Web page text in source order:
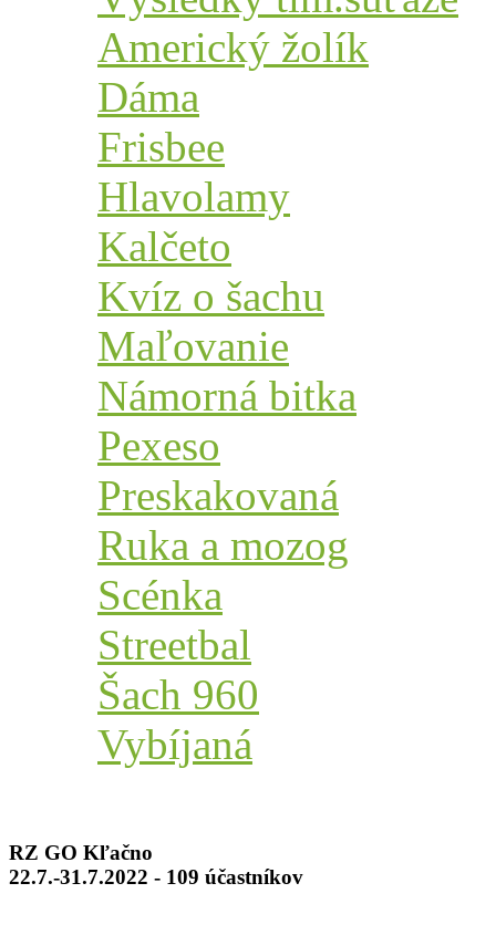
Americký žolík
Dáma
Frisbee
Hlavolamy
Kalčeto
Kvíz o šachu
Maľovanie
Námorná bitka
Pexeso
Preskakovaná
Ruka a mozog
Scénka
Streetbal
Šach 960
Vybíjaná
RZ GO Kľačno
22.7.-31.7.2022 - 109 účastníkov